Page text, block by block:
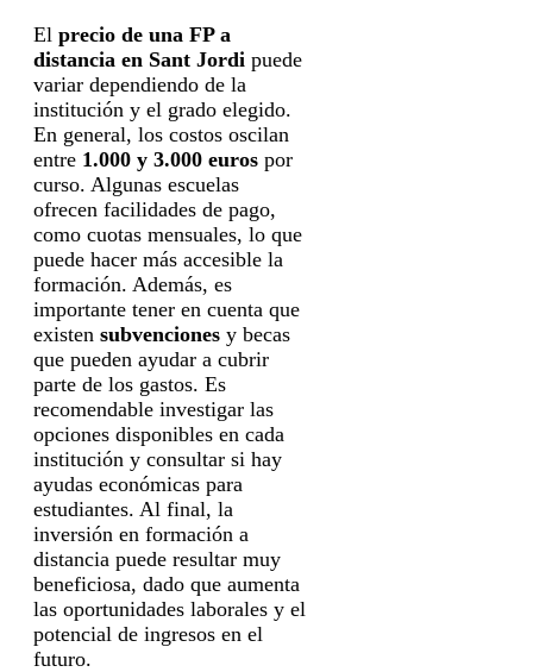
El precio de una FP a
distancia en Sant Jordi puede
variar dependiendo de la
institución y el grado elegido.
En general, los costos oscilan
entre 1.000 y 3.000 euros por
curso. Algunas escuelas
ofrecen facilidades de pago,
como cuotas mensuales, lo que
puede hacer más accesible la
formación. Además, es
importante tener en cuenta que
existen subvenciones y becas
que pueden ayudar a cubrir
parte de los gastos. Es
recomendable investigar las
opciones disponibles en cada
institución y consultar si hay
ayudas económicas para
estudiantes. Al final, la
inversión en formación a
distancia puede resultar muy
beneficiosa, dado que aumenta
las oportunidades laborales y el
potencial de ingresos en el
futuro.